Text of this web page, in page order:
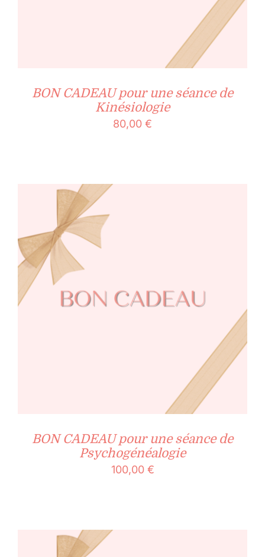
BON CADEAU pour une séance de
Kinésiologie
80,00 €
BON CADEAU pour une séance de
Psychogénéalogie
100,00 €